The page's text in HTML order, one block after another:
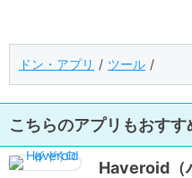
ドン・アプリ ツール
こちらのアプリもおすす
Haveroid（